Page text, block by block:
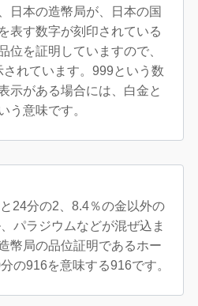
日本の造幣局が、日本の国
表す数字が刻印されている
位を証明していますので、
れています。999という数
示がある場合には、白金と
う意味です。
24分の2、8.4％の金以外の
パラジウムなどが混ぜ込ま
幣局の品位証明であるホー
の916を意味する916です。